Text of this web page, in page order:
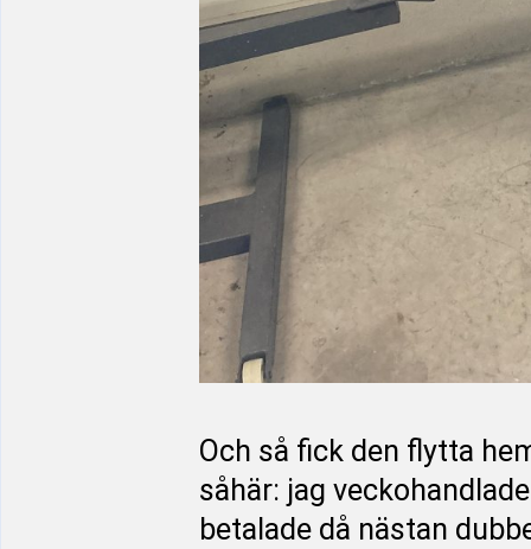
Och så fick den flytta
såhär: jag
betalade då nästan